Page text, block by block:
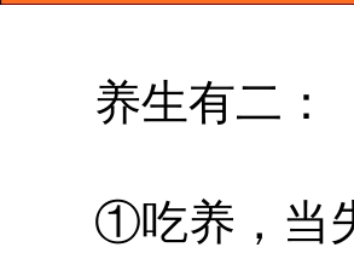
养生有二：
①吃养，当失